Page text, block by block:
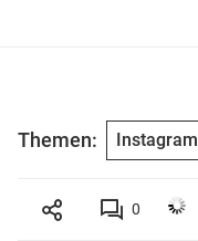
Themen: Instagram
0